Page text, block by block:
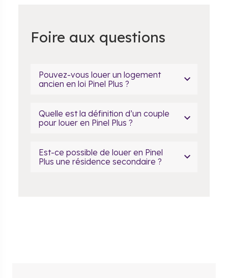
Foire aux questions
Pouvez-vous louer un logement
ancien en loi Pinel Plus ?
Quelle est la définition d’un couple
pour louer en Pinel Plus ?
Est-ce possible de louer en Pinel
Plus une résidence secondaire ?